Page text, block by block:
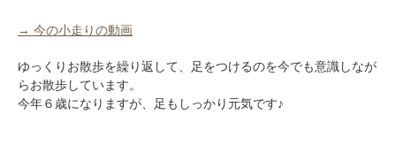
→ 今の小走りの動画
ゆっくりお散歩を繰り返して、足をつけるのを今でも意識しなが
らお散歩しています。
今年６歳になりますが、足もしっかり元気です♪